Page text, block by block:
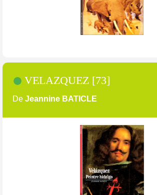
VELAZQUEZ [73]
De Jeannine BATICLE